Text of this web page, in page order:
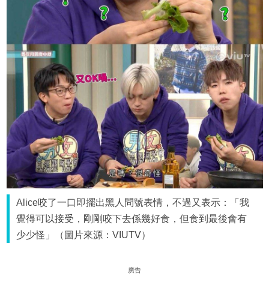
Alice咬了一口即擺出黑人問號表情，不過又表示：「我
覺得可以接受，剛剛咬下去係幾好食，但食到最後會有
少少怪」（圖片來源：VIUTV）
廣告